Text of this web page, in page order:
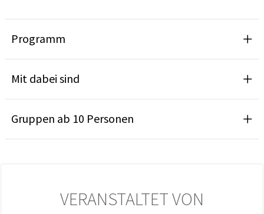
Programm
Mit dabei sind
Gruppen ab 10 Personen
VERANSTALTET VON